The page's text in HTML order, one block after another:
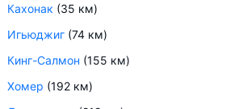
Кахонак (35 км)
Игьюджиг (74 км)
Кинг-Салмон (155 км)
Хомер (192 км)